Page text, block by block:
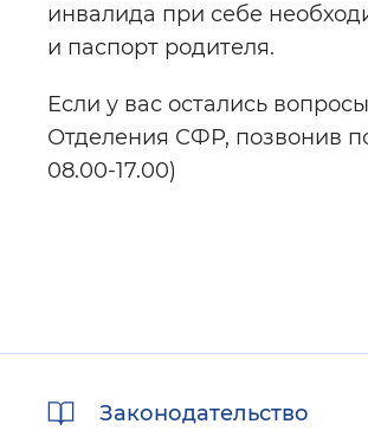
инвалида при себе
и паспорт родителя.
Если у вас остались
Отделения СФР, позвонив
08.00-17.00)
Законодательство